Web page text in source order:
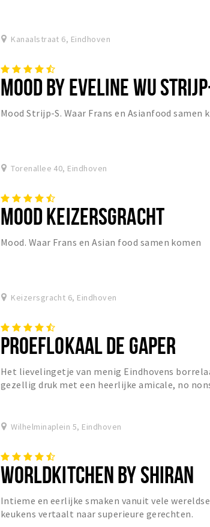
Kanaalstraat 6, Eindhoven
MOOD BY EVELINE WU
Mood Strijp-S. Waar Frans en Asianfood samen
Torenallee 40, Eindhoven
MOOD KEIZERSGRACHT
Mood. Waar Frans en Asian food samen komen
Keizersgracht 6, Eindhoven
PROEFLOKAAL DE GAPER
Het lievelingetje van menig Eindhovens
gezellig druk met een heerlijke amicale, no
Wilhelminaplein 5, Eindhoven
WORLDKITCHEN BY SHIRAN
Intieme en eerlijke smaken vanuit vele wereldse
keukens vertaalt naar superieure gerechten.